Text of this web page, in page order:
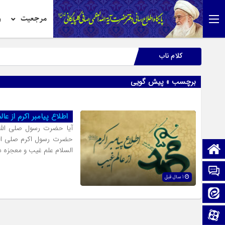
مرجعیت
صفحه نخست
تماس با ما
کلام ناب
برچسب » پیش گویی
اطلاع پیامبر اکرم از
آیا حضرت رسول صلی
حضرت رسول اکرم صلی
السلام علم غیب و معجزه